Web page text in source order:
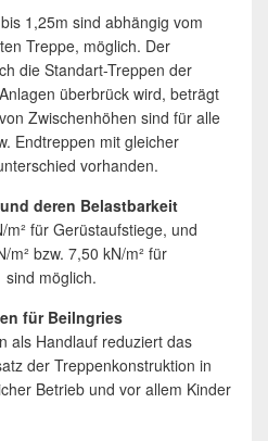
1,25m sind abhängig vom
Treppe, möglich. Der
die Standart-Treppen der
überbrück wird, beträgt
Zwischenhöhen sind für alle
Endtreppen mit gleicher
vorhanden.
deren Belastbarkeit
für Gerüstaufstiege, und
m² bzw. 7,50 kN/m² für
möglich.
für Beilngries
als Handlauf reduziert das
der Treppenkonstruktion in
Betrieb und vor allem Kinder